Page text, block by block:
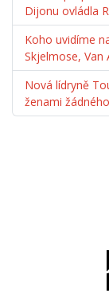
Dijonu ovládla
Koho uvidíme
Skjelmose, Van
Nová lídryně
ženami